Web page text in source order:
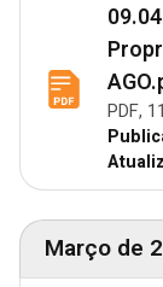
PDF,
Março de